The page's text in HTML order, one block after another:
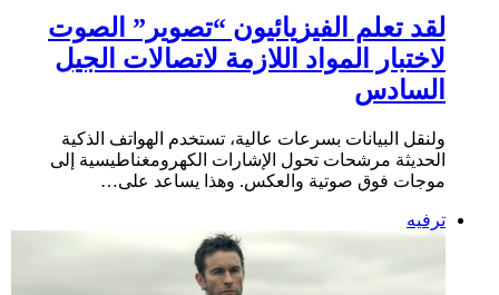
لقد تعلم الفيزيائيون “تصوير” الصوت
لاختبار المواد اللازمة لاتصالات الجيل
السادس
ولنقل البيانات بسرعات عالية، تستخدم الهواتف الذكية
الحديثة مرشحات تحول الإشارات الكهرومغناطيسية إلى
موجات فوق صوتية والعكس. وهذا يساعد على…
ترفيه